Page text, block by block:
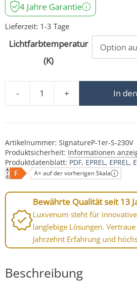
4 Jahre Garantie
Lieferzeit: 1-3 Tage
Lichtfarbtemperatur
(K)
-
Pendelleuchte SIGNATURE
+ In
Artikelnummer: SignatureP-1er-S-230V
Produktsicherheit: Informationen
Produktdatenblatt: PDF EPREL EPREL
A+ auf der vorherigen Skala
Bewährte Qualität seit 13
Luxvenum steht für
langlebige Lösungen.
Jahrzehnt Erfahrung und
Beschreibung